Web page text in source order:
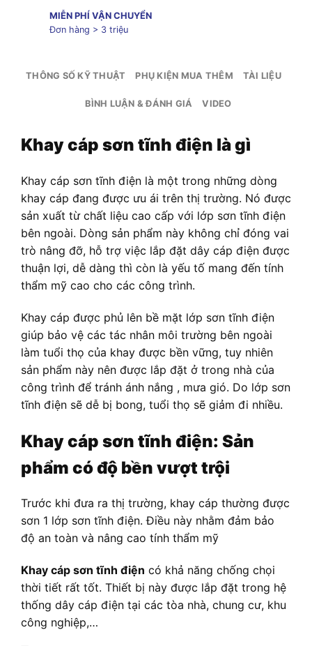
MIỄN PHÍ VẬN CHUYỂN
Đơn hàng > 3 triệu
THÔNG SỐ KỸ THUẬT PHỤ KIỆN MUA THÊM TÀI LIỆU
BÌNH LUẬN & ĐÁNH GIÁ VIDEO
Khay cáp sơn tĩnh điện là gì
Khay cáp sơn tĩnh điện là một trong những dòng
khay cáp đang được ưu ái trên thị trường. Nó được
sản xuất từ chất liệu cao cấp với lớp sơn tĩnh điện
bên ngoài. Dòng sản phẩm này không chỉ đóng vai
trò nâng đỡ, hỗ trợ việc lắp đặt dây cáp điện được
thuận lợi, dễ dàng thì còn là yếu tố mang đến tính
thẩm mỹ cao cho các công trình.
Khay cáp được phủ lên bề mặt lớp sơn tĩnh điện
giúp bảo vệ các tác nhân môi trường bên ngoài
làm tuổi thọ của khay được bền vững, tuy nhiên
sản phẩm này nên được lắp đặt ở trong nhà của
công trình để tránh ánh nắng , mưa gió. Do lớp sơn
tĩnh điện sẽ dễ bị bong, tuổi thọ sẽ giảm đi nhiều.
Khay cáp sơn tĩnh điện: Sản
phẩm có độ bền vượt trội
Trước khi đưa ra thị trường, khay cáp thường được
sơn 1 lớp sơn tĩnh điện. Điều này nhằm đảm bảo
độ an toàn và nâng cao tính thẩm mỹ
Khay cáp sơn tĩnh điện có khả năng chống chọi
thời tiết rất tốt. Thiết bị này được lắp đặt trong hệ
thống dây cáp điện tại các tòa nhà, chung cư, khu
công nghiệp,…